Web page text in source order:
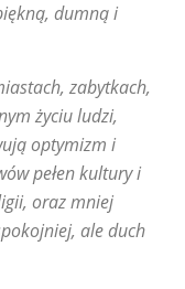
Tiumeń
Togliatti
dumną i
zabytkach,
życiu ludzi,
optymizm i
pełen kultury i
oraz mniej
ale duch